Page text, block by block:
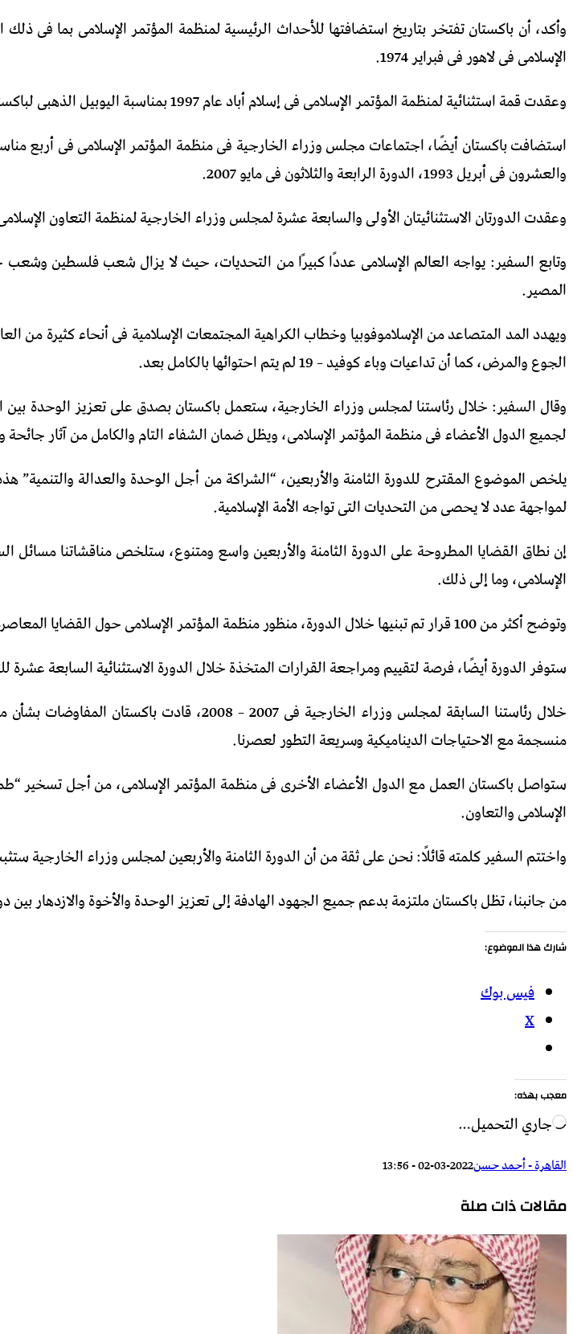
وأكد، أن باكستان تفتخر بتاريخ استضافتها للأحداث الرئيسية لمنظمة المؤتمر الإسلامى بما فى
الإسلامى فى لاهور فى فبراير 1974.
وعقدت قمة استثنائية لمنظمة المؤتمر الإسلامى فى إسلام أباد عام 1997 بمناسبة اليوبيل الذهبى لباكستان.
والعشرون فى أبريل 1993، الدورة الرابعة والثلاثون فى مايو 2007.
وعقدت الدورتان الاستثنائيتان الأولى والسابعة عشرة لمجلس وزراء الخارجية لمنظمة التعاون الإسلامى فى إسلام أباد فى يناير
وتابع السفير: يواجه العالم الإسلامى عددًا كبيرًا من التحديات، حيث لا يزال شعب فلسطين
المصير.
ويهدد المد المتصاعد من الإسلاموفوبيا وخطاب الكراهية المجتمعات الإسلامية فى أنحاء كثيرة من
الجوع والمرض، كما أن تداعيات وباء كوفيد – 19 لم يتم احتوائها بالكامل بعد.
وقال السفير: خلال رئاستنا لمجلس وزراء الخارجية، ستعمل باكستان بصدق على تعزيز الوحدة بين
لجميع الدول الأعضاء فى منظمة المؤتمر الإسلامى، ويظل ضمان الشفاء التام والكامل من آثار جائحة وباء كوفيد – 19 أولوية
يلخص الموضوع المقترح للدورة الثامنة والأربعين، “الشراكة من أجل الوحدة والعدالة
لمواجهة عدد لا يحصى من التحديات التى تواجه الأمة الإسلامية.
إن نطاق القضايا المطروحة على الدورة الثامنة والأربعين واسع ومتنوع، ستلخص مناقشاتنا مسائل
الإسلامى، وما إلى ذلك.
وتوضح أكثر من 100 قرار تم تبنيها خلال الدورة، منظور منظمة المؤتمر الإسلامى حول القضايا المعاصرة الرئيسية.
ستوفر الدورة أيضًا، فرصة لتقييم ومراجعة القرارات المتخذة خلال الدورة الاستثنائية السابعة
خلال رئاستنا السابقة لمجلس وزراء الخارجية فى
منسجمة مع الاحتياجات الديناميكية وسريعة التطور لعصرنا.
ستواصل باكستان العمل مع الدول الأعضاء الأخرى فى منظمة المؤتمر الإسلامى، من أجل تسخير
الإسلامى والتعاون.
واختتم السفير كلمته قائلًا: نحن على ثقة من أن الدورة الثامنة والأربعين لمجلس وزراء
من جانبنا، تظل باكستان ملتزمة بدعم جميع الجهود الهادفة إلى تعزيز الوحدة والأخوة والازدهار بين
شارك هذا الموضوع:
فيس بوك
X
معجب بهذه:
جاري التحميل…
القاهرة - أحمد حسن2022-03-02 - 13:56
مقالات ذات صلة